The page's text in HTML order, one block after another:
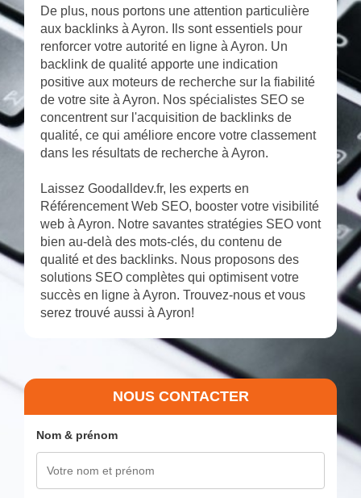
De plus, nous portons une attention particulière
aux backlinks à Ayron. Ils sont essentiels pour
renforcer votre autorité en ligne à Ayron. Un
backlink de qualité apporte une indication
positive aux moteurs de recherche sur la fiabilité
de votre site à Ayron. Nos spécialistes SEO se
concentrent sur l'acquisition de backlinks de
qualité, ce qui améliore encore votre classement
dans les résultats de recherche à Ayron.
Laissez Goodalldev.fr, les experts en
Référencement Web SEO, booster votre visibilité
web à Ayron. Notre savantes stratégies SEO vont
bien au-delà des mots-clés, du contenu de
qualité et des backlinks. Nous proposons des
solutions SEO complètes qui optimisent votre
succès en ligne à Ayron. Trouvez-nous et vous
serez trouvé aussi à Ayron!
NOUS CONTACTER
Nom & prénom